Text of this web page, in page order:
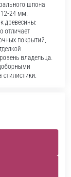
шпона
24 мм.
древесины:
отличает
покрытий,
владельца.